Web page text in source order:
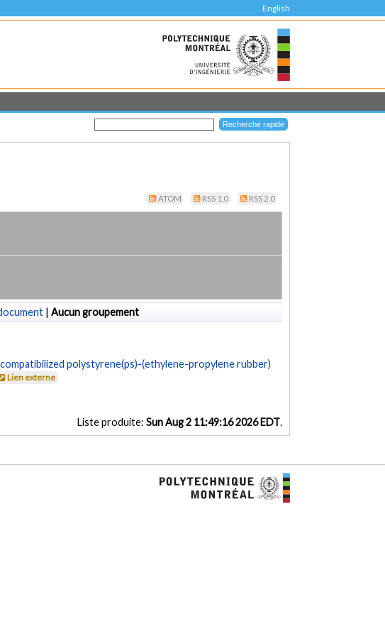
English
ATOM RSS 1.0 RSS 2.0
| Aucun groupement
polystyrene(ps)-(ethylene-propylene rubber)
Lien externe
Liste produite: Sun Aug 2 11:49:16 2026 EDT.